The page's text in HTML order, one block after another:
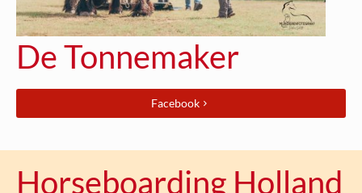
De Tonnemaker
Facebook
Horseboarding Holland